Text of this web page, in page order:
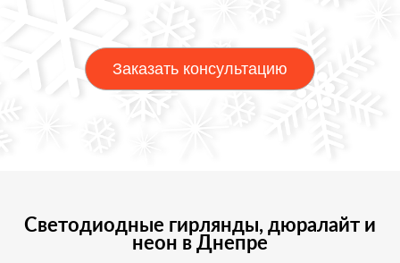
Заказать консультацию
Светодиодные гирлянды, дюралайт и
неон в Днепре